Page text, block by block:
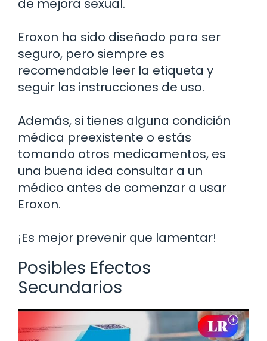
de mejora sexual.
Eroxon ha sido diseñado para ser
seguro, pero siempre es
recomendable leer la etiqueta y
seguir las instrucciones de uso.
Además, si tienes alguna condición
médica preexistente o estás
tomando otros medicamentos, es
una buena idea consultar a un
médico antes de comenzar a usar
Eroxon.
¡Es mejor prevenir que lamentar!
Posibles Efectos
Secundarios